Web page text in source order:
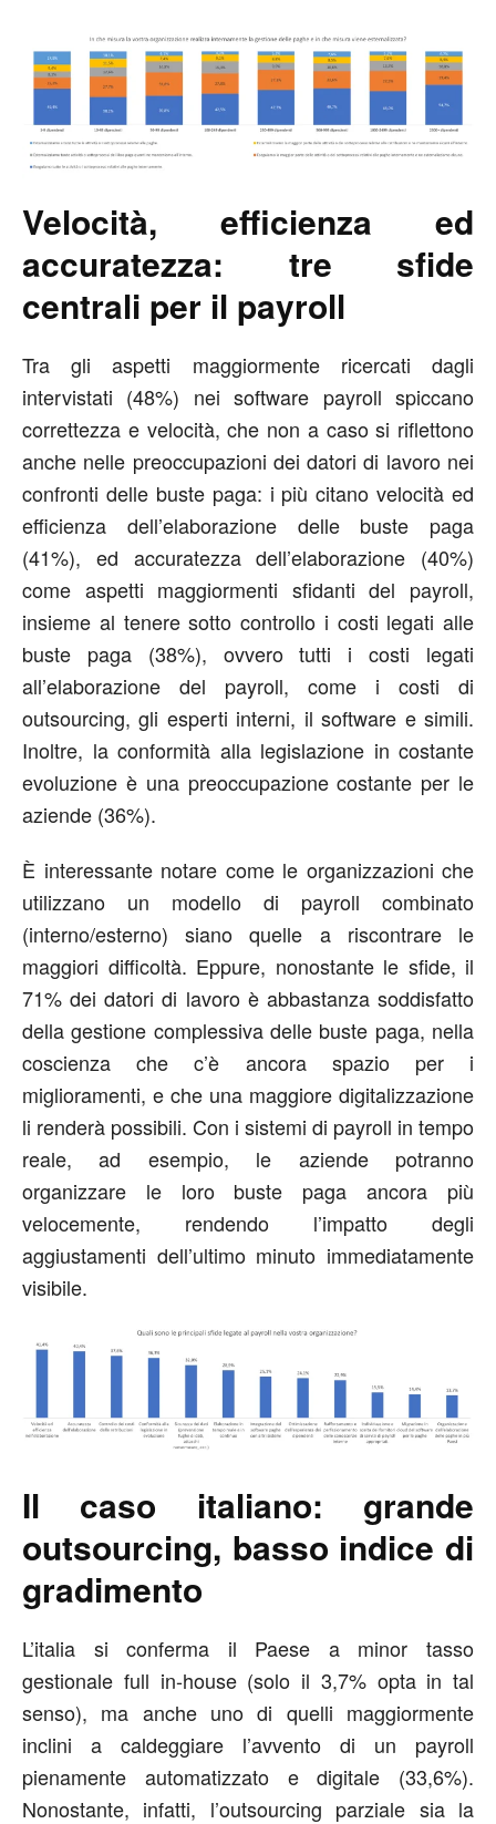
Velocità, efficienza ed
accuratezza: tre sfide
centrali per il payroll
Tra gli aspetti maggiormente ricercati dagli
intervistati (48%) nei software payroll spiccano
correttezza e velocità, che non a caso si riflettono
anche nelle preoccupazioni dei datori di lavoro nei
confronti delle buste paga: i più citano velocità ed
efficienza dell’elaborazione delle buste paga
(41%), ed accuratezza dell’elaborazione (40%)
come aspetti maggiormenti sfidanti del payroll,
insieme al tenere sotto controllo i costi legati alle
buste paga (38%), ovvero tutti i costi legati
all’elaborazione del payroll, come i costi di
outsourcing, gli esperti interni, il software e simili.
Inoltre, la conformità alla legislazione in costante
evoluzione è una preoccupazione costante per le
aziende (36%).
È interessante notare come le organizzazioni che
utilizzano un modello di payroll combinato
(interno/esterno) siano quelle a riscontrare le
maggiori difficoltà. Eppure, nonostante le sfide, il
71% dei datori di lavoro è abbastanza soddisfatto
della gestione complessiva delle buste paga, nella
coscienza che c’è ancora spazio per i
miglioramenti, e che una maggiore digitalizzazione
li renderà possibili. Con i sistemi di payroll in tempo
reale, ad esempio, le aziende potranno
organizzare le loro buste paga ancora più
velocemente, rendendo l’impatto degli
aggiustamenti dell’ultimo minuto immediatamente
visibile.
Il caso italiano: grande
outsourcing, basso indice di
gradimento
L’italia si conferma il Paese a minor tasso
gestionale full in-house (solo il 3,7% opta in tal
senso), ma anche uno di quelli maggiormente
inclini a caldeggiare l’avvento di un payroll
pienamente automatizzato e digitale (33,6%).
Nonostante, infatti, l’outsourcing parziale sia la